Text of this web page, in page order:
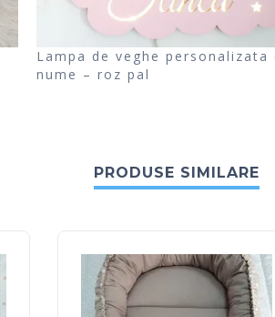
Lampa de veghe personalizata
nume – roz pal
PRODUSE SIMILARE